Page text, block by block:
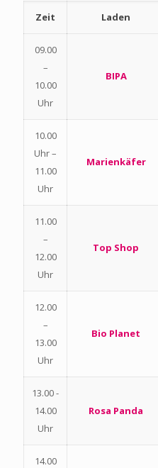
Zeit Laden
09.00
–
10.00
Uhr
BIPA
10.00
Uhr –
11.00
Uhr
Marienkäfer
11.00
–
12.00
Uhr
Top Shop
12.00
–
13.00
Uhr
Bio Planet
13.00 -
14.00
Uhr
Rosa Panda
14.00